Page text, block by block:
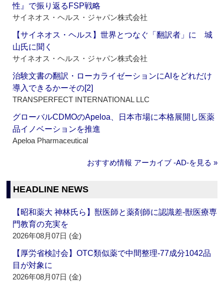
性』で振り返るFSP戦略
サイネオス・ヘルス・ジャパン株式会社
【サイネオス・ヘルス】世界とつなぐ「翻訳者」に 城
山氏に聞く
サイネオス・ヘルス・ジャパン株式会社
治験文書の翻訳・ローカライゼーションにAIをどれだけ
導入できるかーその[2]
TRANSPERFECT INTERNATIONAL LLC
グローバルCDMOのApeloa、日本市場に本格展開し医薬
品イノベーションを推進
Apeloa Pharmaceutical
おすすめ情報 アーカイブ ‐AD‐を見る »
HEADLINE NEWS
【昭和薬大 神林氏ら】獣医師と薬剤師に認識差‐獣医療専
門教育の充実を
2026年08月07日 (金)
【厚労省検討会】OTC類似薬で中間整理‐77成分1042品
目が対象に
2026年08月07日 (金)